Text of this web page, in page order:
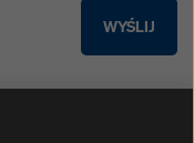
WYŚLIJ